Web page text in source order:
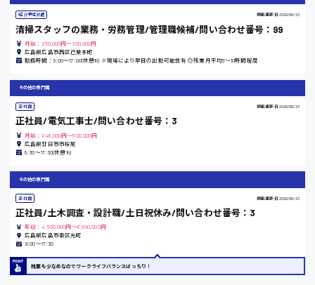
熊本県
東京都
島根県
香川県
愛知県
時給1100円〜
紹介予定派遣 掲載更新日 2026/06/23
清掃スタッフの業務・労務管理/管理職候補/問い合わせ番号：99
月給：250,000円～300,000円
広島県広島市西区己斐本町
勤務時間：8:00〜17:00(休憩1h) ※現場により早目の出勤可能性有 ◎残業月平均5〜10時間程度
その他の専門職
正社員 掲載更新日 2026/06/23
正社員/電気工事士/問い合わせ番号：3
月給：246,000円～500,000円
広島県廿日市市桜尾
8:30〜17:30(休憩1h)
その他の専門職
正社員 掲載更新日 2026/06/23
正社員/土木調査・設計職/土日祝休み/問い合わせ番号：3
年収：4,500,000円～6,500,000円
広島県広島市東区光町
9:00〜17:30
残業も少なめなのでワークライフバランスばっちり！